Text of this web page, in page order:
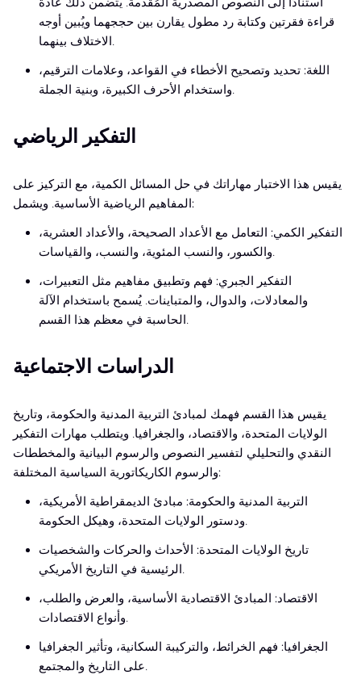
قراءة فقرتين وكتابة رد مطول يقارن بين حججهما ويُبين أوجه
الاختلاف بينهما.
اللغة: تحديد وتصحيح الأخطاء في القواعد، وعلامات الترقيم،
واستخدام الأحرف الكبيرة، وبنية الجملة.
التفكير الرياضي
يقيس هذا الاختبار مهاراتك في حل المسائل الكمية، مع التركيز على
المفاهيم الرياضية الأساسية. ويشمل:
التفكير الكمي: التعامل مع الأعداد الصحيحة، والأعداد العشرية،
والكسور، والنسب المئوية، والنسب، والقياسات.
التفكير الجبري: فهم وتطبيق مفاهيم مثل التعبيرات،
والمعادلات، والدوال، والمتباينات. يُسمح باستخدام الآلة
الحاسبة في معظم هذا القسم.
الدراسات الاجتماعية
يقيس هذا القسم فهمك لمبادئ التربية المدنية والحكومة، وتاريخ
الولايات المتحدة، والاقتصاد، والجغرافيا. ويتطلب مهارات التفكير
النقدي والتحليلي لتفسير النصوص والرسوم البيانية والمخططات
والرسوم الكاريكاتورية السياسية المختلفة:
التربية المدنية والحكومة: مبادئ الديمقراطية الأمريكية،
ودستور الولايات المتحدة، وهيكل الحكومة.
تاريخ الولايات المتحدة: الأحداث والحركات والشخصيات
الرئيسية في التاريخ الأمريكي.
الاقتصاد: المبادئ الاقتصادية الأساسية، والعرض والطلب،
وأنواع الاقتصادات.
الجغرافيا: فهم الخرائط، والتركيبة السكانية، وتأثير الجغرافيا
على التاريخ والمجتمع.